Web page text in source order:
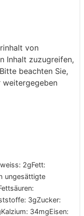
von
Inhalt zuzugreifen,
beachten Sie,
weitergegeben
2gFett:
ungesättigte
3gZucker:
Kalzium: 34mgEisen: